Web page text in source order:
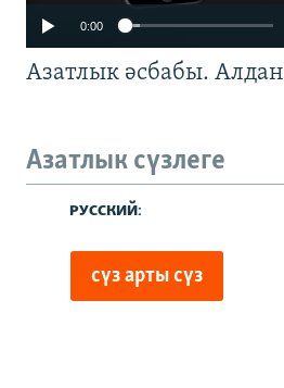
0:00
Азатлык әсбабы.
Азатлык сүзлеге